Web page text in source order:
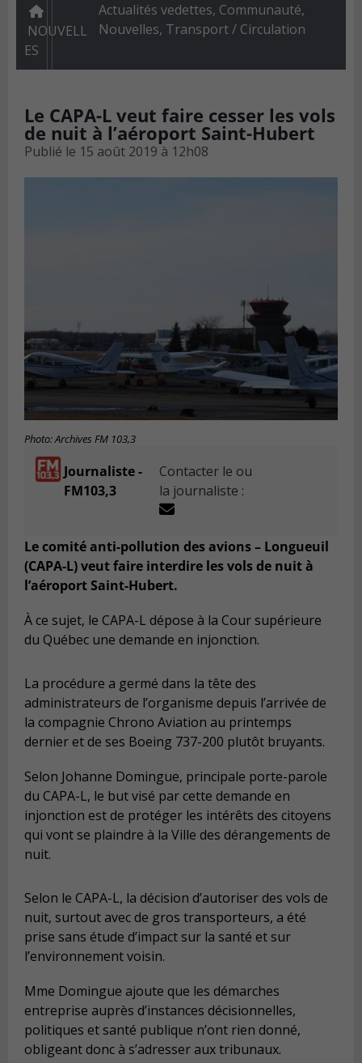
NOUVELL
ES
Actualités vedettes, Communauté,
Nouvelles, Transport / Circulation
Le CAPA-L veut faire cesser les vols
de nuit à l’aéroport Saint-Hubert
Publié le 15 août 2019 à 12h08
Photo: Archives FM 103,3
Journaliste -
FM103,3
Contacter le ou
la journaliste :
Le comité anti-pollution des avions – Longueuil
(CAPA-L) veut faire interdire les vols de nuit à
l’aéroport Saint-Hubert.
À ce sujet, le CAPA-L dépose à la Cour supérieure
du Québec une demande en injonction.
La procédure a germé dans la tête des
administrateurs de l’organisme depuis l’arrivée de
la compagnie Chrono Aviation au printemps
dernier et de ses Boeing 737-200 plutôt bruyants.
Selon Johanne Domingue, principale porte-parole
du CAPA-L, le but visé par cette demande en
injonction est de protéger les intérêts des citoyens
qui vont se plaindre à la Ville des dérangements de
nuit.
Selon le CAPA-L, la décision d’autoriser des vols de
nuit, surtout avec de gros transporteurs, a été
prise sans étude d’impact sur la santé et sur
l’environnement voisin.
Mme Domingue ajoute que les démarches
entreprise auprès d’instances décisionnelles,
politiques et santé publique n’ont rien donné,
obligeant donc à s’adresser aux tribunaux.